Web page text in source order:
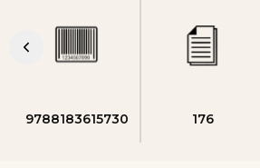
9788183615730 176